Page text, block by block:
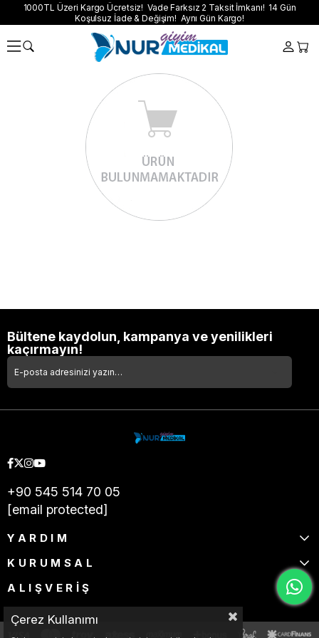
1000TL Üzeri Kargo Ücretsiz! Vade Farksız 2 Taksit İmkanı! 14 Gün
Koşulsuz İade & Değişim! Aynı Gün Kargo!
Bültene kaydolun, kampanya ve yenilikleri
kaçırmayın!
+90 545 514 70 05
[email protected]
YARDIM
KURUMSAL
ALIŞVERİŞ
Çerez Kullanımı